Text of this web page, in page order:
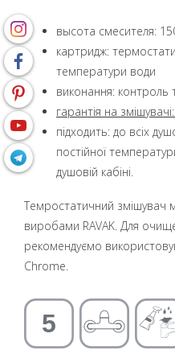
высота смесителя:
картридж:
температури води
виконання: контроль
гарантія на
підходить: до всіх
постійної
душовій кабіні.
Темростатичний змішувач
виробами RAVAK. Для
рекомендуємо
Chrome.